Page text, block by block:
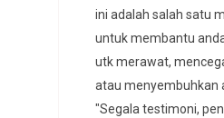
ini adalah salah satu
untuk membantu
utk merawat,
atau menyembuhkan
"Segala testimoni,